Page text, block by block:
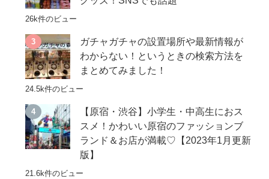
26k件のビュー
ガチャガチャの設置場所や最新情報が
わからない！というときの検索方法を
まとめてみました！
24.5k件のビュー
【原宿・渋谷】小学生・中高生におス
スメ！かわいい原宿のファッションブ
ランド＆お店が満載♡【2023年1月更新
版】
21.6k件のビュー